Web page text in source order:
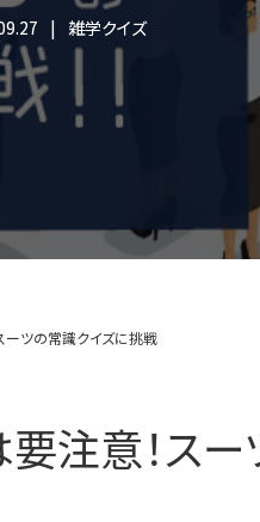
雑学クイズ
ーツの常識クイズに挑戦
注意！ス